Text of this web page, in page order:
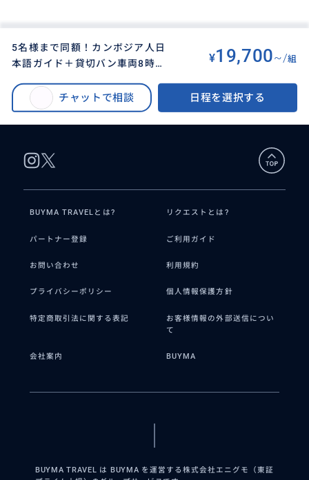
5名様まで同額！カンボジア人日
本語ガイド＋貸切バン車両8時間
に観光(市内解散OK、行き先アレ
ンジ可、毎日催行）
¥19,700~/組
チャットで相談 日程を選択する
5名様まで同額！カンボジア人日本語ガイド＋貸切バン車両8時間チャーター
シェムリアップを自由に観光(市内解散OK、行き先アレンジ可、毎日催行）
BUYMA TRAVELとは? リクエストとは?
パートナー登録 ご利用ガイド
お問い合わせ 利用規約
プライバシーポリシー 個人情報保護方針
特定商取引法に関する表記
お客様情報の外部送信につい
て
会社案内 BUYMA
BUYMA TRAVEL は BUYMA を運営する株式会社エニグモ（東証